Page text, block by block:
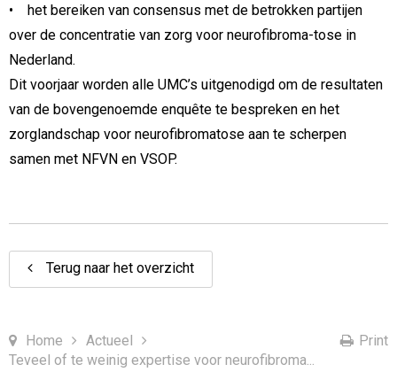
• het bereiken van consensus met de betrokken partijen
over de concentratie van zorg voor neurofibroma-tose in
Nederland.
Dit voorjaar worden alle UMC’s uitgenodigd om de resultaten
van de bovengenoemde enquête te bespreken en het
zorglandschap voor neurofibromatose aan te scherpen
samen met NFVN en VSOP.
Terug naar het overzicht
Home
Actueel
Teveel of te weinig expertise voor neurofibroma...
Print